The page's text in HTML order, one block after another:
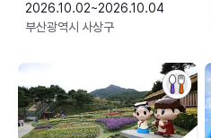
2026.10.02~2026.10.04
부산광역시 사상구